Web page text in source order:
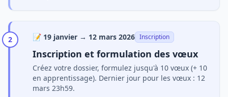
2 📝 19 janvier → 12 mars 2026 Inscription
Inscription et formulation des vœux
Créez votre dossier, formulez jusqu'à 10 vœux (+ 10
en apprentissage). Dernier jour pour les vœux : 12
mars 23h59.